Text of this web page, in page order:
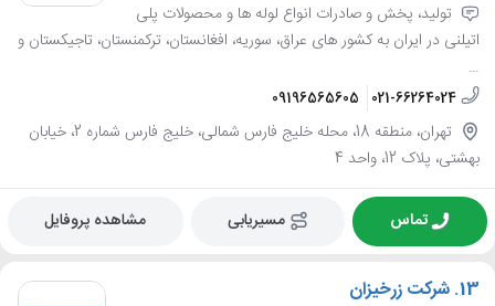
تولید، پخش و صادرات انواع لوله ها و محصولات پلی
اتیلنی در ایران به کشور های عراق، سوریه، افغانستان، ترکمنستان، تاجیکستان و
…
021-66264024
09196565605
تهران، منطقه 18، محله خلیج فارس شمالی، خلیج فارس شماره 2، خیابان
بهشتی، پلاک 12، واحد 4
تماس مسیریابی مشاهده پروفایل
13. شرکت زرخیزان